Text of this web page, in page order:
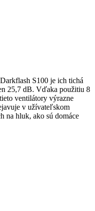
S100 je ich tichá
25,7 dB. Vďaka použitiu 8
ventilátory výrazne
v užívateľskom
na hluk, ako sú domáce